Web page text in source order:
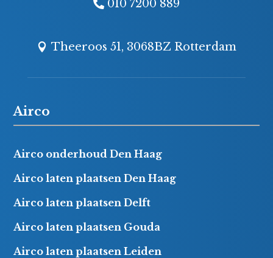
010 7200 889
Theeroos 51, 3068BZ Rotterdam
Airco
Airco onderhoud Den Haag
Airco laten plaatsen Den Haag
Airco laten plaatsen Delft
Airco laten plaatsen Gouda
Airco laten plaatsen Leiden